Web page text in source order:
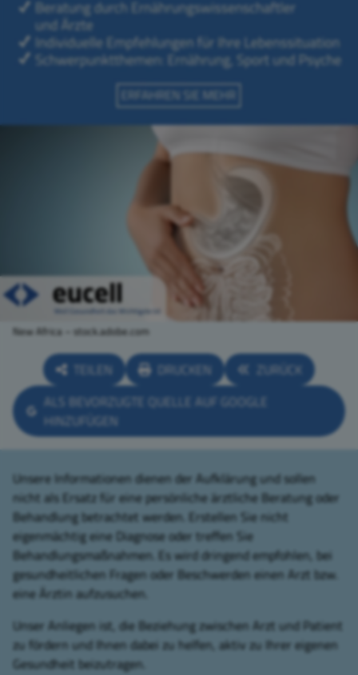
New Africa – stock.adobe.com
TEILEN DRUCKEN
ZURÜCK
ALS BEVORZUGTE QUELLE AUF GOOGLE
HINZUFÜGEN
Unsere Informationen dienen der Aufklärung und sollen
nicht als Ersatz für eine persönliche ärztliche Beratung oder
Behandlung betrachtet werden. Erstellen Sie nicht
eigenmächtig eine Diagnose oder treffen Sie
Behandlungsmaßnahmen. Es wird dringend empfohlen, bei
gesundheitlichen Fragen oder Beschwerden einen Arzt bzw.
eine Ärztin aufzusuchen.
Unser Anliegen ist, die Beziehung zwischen Arzt und Patient
zu fördern und Ihnen dabei zu helfen, aktiv zu Ihrer eigenen
Gesundheit beizutragen.